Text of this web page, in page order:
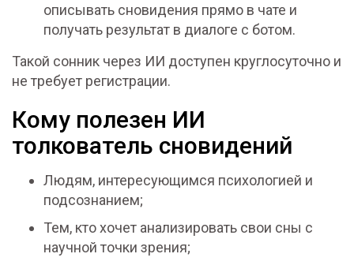
описывать сновидения прямо в чате и
получать результат в диалоге с ботом.
Такой сонник через ИИ доступен круглосуточно и
не требует регистрации.
Кому полезен ИИ
толкователь сновидений
Людям, интересующимся психологией и
подсознанием;
Тем, кто хочет анализировать свои сны с
научной точки зрения;